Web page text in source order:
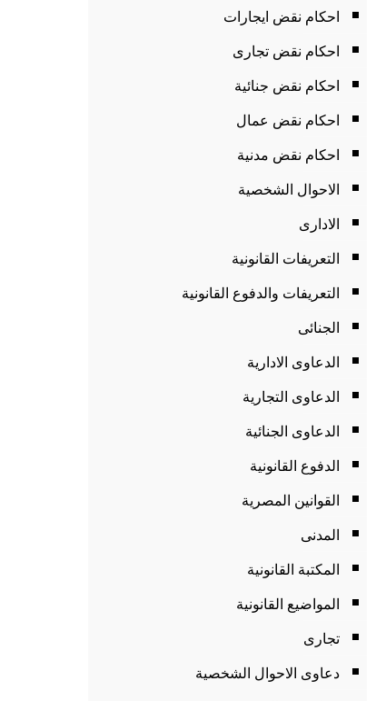
احكام نقض ايجارات
احكام نقض تجارى
احكام نقض جنائية
احكام نقض عمال
احكام نقض مدنية
الاحوال الشخصية
الادارى
التعريفات القانونية
التعريفات والدفوع القانونية
الجنائى
الدعاوى الادارية
الدعاوى التجارية
الدعاوى الجنائية
الدفوع القانونية
القوانين المصرية
المدنى
المكتبة القانونية
المواضيع القانونية
تجارى
دعاوى الاحوال الشخصية